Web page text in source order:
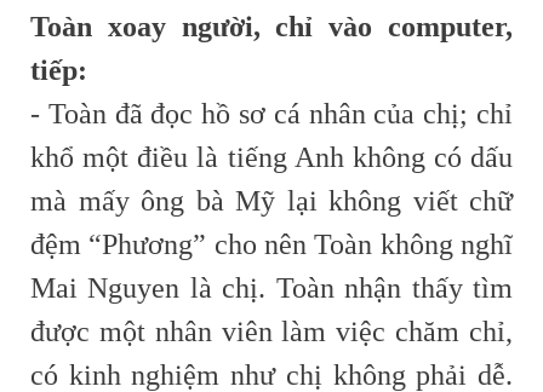
Toàn xoay người, chỉ vào computer,
tiếp:
- Toàn đã đọc hồ sơ cá nhân của chị; chỉ
khổ một điều là tiếng Anh không có dấu
mà mấy ông bà Mỹ lại không viết chữ
đệm “Phương” cho nên Toàn không nghĩ
Mai Nguyen là chị. Toàn nhận thấy tìm
được một nhân viên làm việc chăm chỉ,
có kinh nghiệm như chị không phải dễ.